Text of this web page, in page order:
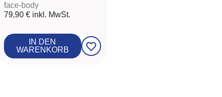
face-body
79,90 € inkl. MwSt.
IN DEN
WARENKORB
favorite_border